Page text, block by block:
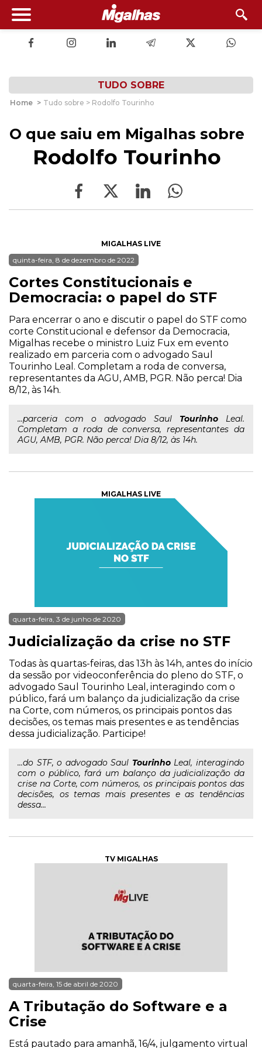
TUDO SOBRE
Home > Tudo sobre > Rodolfo Tourinho
O que saiu em Migalhas sobre
Rodolfo Tourinho
MIGALHAS LIVE
quinta-feira, 8 de dezembro de 2022
Cortes Constitucionais e
Democracia: o papel do STF
Para encerrar o ano e discutir o papel do STF como
corte Constitucional e defensor da Democracia,
Migalhas recebe o ministro Luiz Fux em evento
realizado em parceria com o advogado Saul
Tourinho Leal. Completam a roda de conversa,
representantes da AGU, AMB, PGR. Não perca! Dia
8/12, às 14h.
...parceria com o advogado Saul Tourinho Leal.
Completam a roda de conversa, representantes da
AGU, AMB, PGR. Não perca! Dia 8/12, às 14h.
MIGALHAS LIVE
quarta-feira, 3 de junho de 2020
Judicialização da crise no STF
Todas às quartas-feiras, das 13h às 14h, antes do início
da sessão por videoconferência do pleno do STF, o
advogado Saul Tourinho Leal, interagindo com o
público, fará um balanço da judicialização da crise
na Corte, com números, os principais pontos das
decisões, os temas mais presentes e as tendências
dessa judicialização. Participe!
...do STF, o advogado Saul TourinhoLeal, interagindo
com o público, fará um balanço da judicialização da
crise na Corte, com números, os principais pontos das
decisões, os temas mais presentes e as tendências
dessa...
TV MIGALHAS
quarta-feira, 15 de abril de 2020
A Tributação do Software e a
Crise
Está pautado para amanhã, 16/4, julgamento virtual